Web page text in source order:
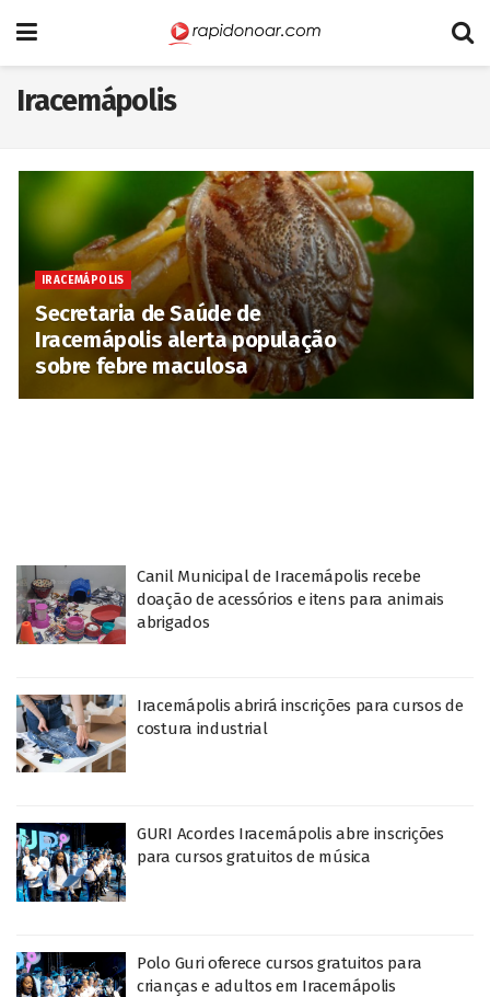
Iracemápolis
IRACEMÁPOLIS
Secretaria de Saúde de
Iracemápolis alerta população
sobre febre maculosa
Canil Municipal de Iracemápolis recebe
doação de acessórios e itens para animais
abrigados
Iracemápolis abrirá inscrições para cursos de
costura industrial
GURI Acordes Iracemápolis abre inscrições
para cursos gratuitos de música
Polo Guri oferece cursos gratuitos para
crianças e adultos em Iracemápolis